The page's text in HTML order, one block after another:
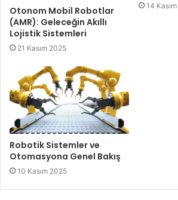
Otonom Mobil Robotlar
(AMR): Geleceğin Akıllı
Lojistik Sistemleri
21 Kasım 2025
14
Robotik Sistemler ve
Otomasyona Genel Bakış
10 Kasım 2025